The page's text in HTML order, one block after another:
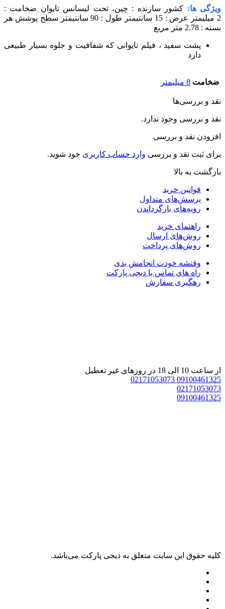
ویژگی ها: کشور سازنده : چین، تحت لیسانس تایوان ضخامت :
2 میلیمتر
عرض : 15 سانتیمتر طول : 90 سانتیمتر
سطح پوشش هر
بسته : 2.78 متر مربع
پشت سفید ، فیلم تایوانی که شفافیت و جلوه بسیار طبیعی
دارد
ضخامت 8 میلیمتر
نقد و بررسی‌ها
نقد و بررسی وجود ندارد.
افزودن نقد و بررسی
برای ثبت نقد و بررسی وارد حساب کاربری خود شوید.
بازگشت به بالا
قوانین خرید
پرسش‌های متداول
رویه‌های بازگرداندن
راهنمای خرید
روش‌های ارسال
روش‌های پرداخت
وقتشه خودت انجامش بدی
راه های تماس با دیجی پارکت
رهگیری سفارش
از ساعت 10 الی 18 در روزهای غیر تعطیل
09100461325
02171053073
02171053073
09100461325
کليه حقوق اين سايت متعلق به دیجی پارکت می‌باشد.